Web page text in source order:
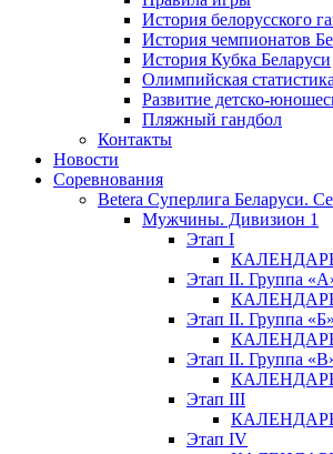
История белорусского
История чемпионатов
История Кубка Беларуси
Олимпийская статистика
Развитие детско-
Пляжный гандбол
Контакты
Новости
Соревнования
Betera Суперлига Беларуси.
Мужчины. Дивизион 1
Этап I
Этап II. Группа
Этап II. Группа «Б»
Этап II. Группа
Этап III
Этап IV